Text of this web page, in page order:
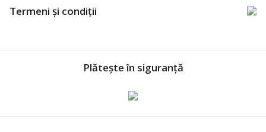
Termeni și condiții
Plătește în siguranță